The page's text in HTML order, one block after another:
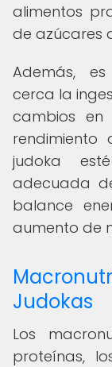
alimentos
de azúcares
Además,
cerca la
cambios
rendimiento
judoka
adecuada
balance
aumento de
Judokas
Los
proteínas,